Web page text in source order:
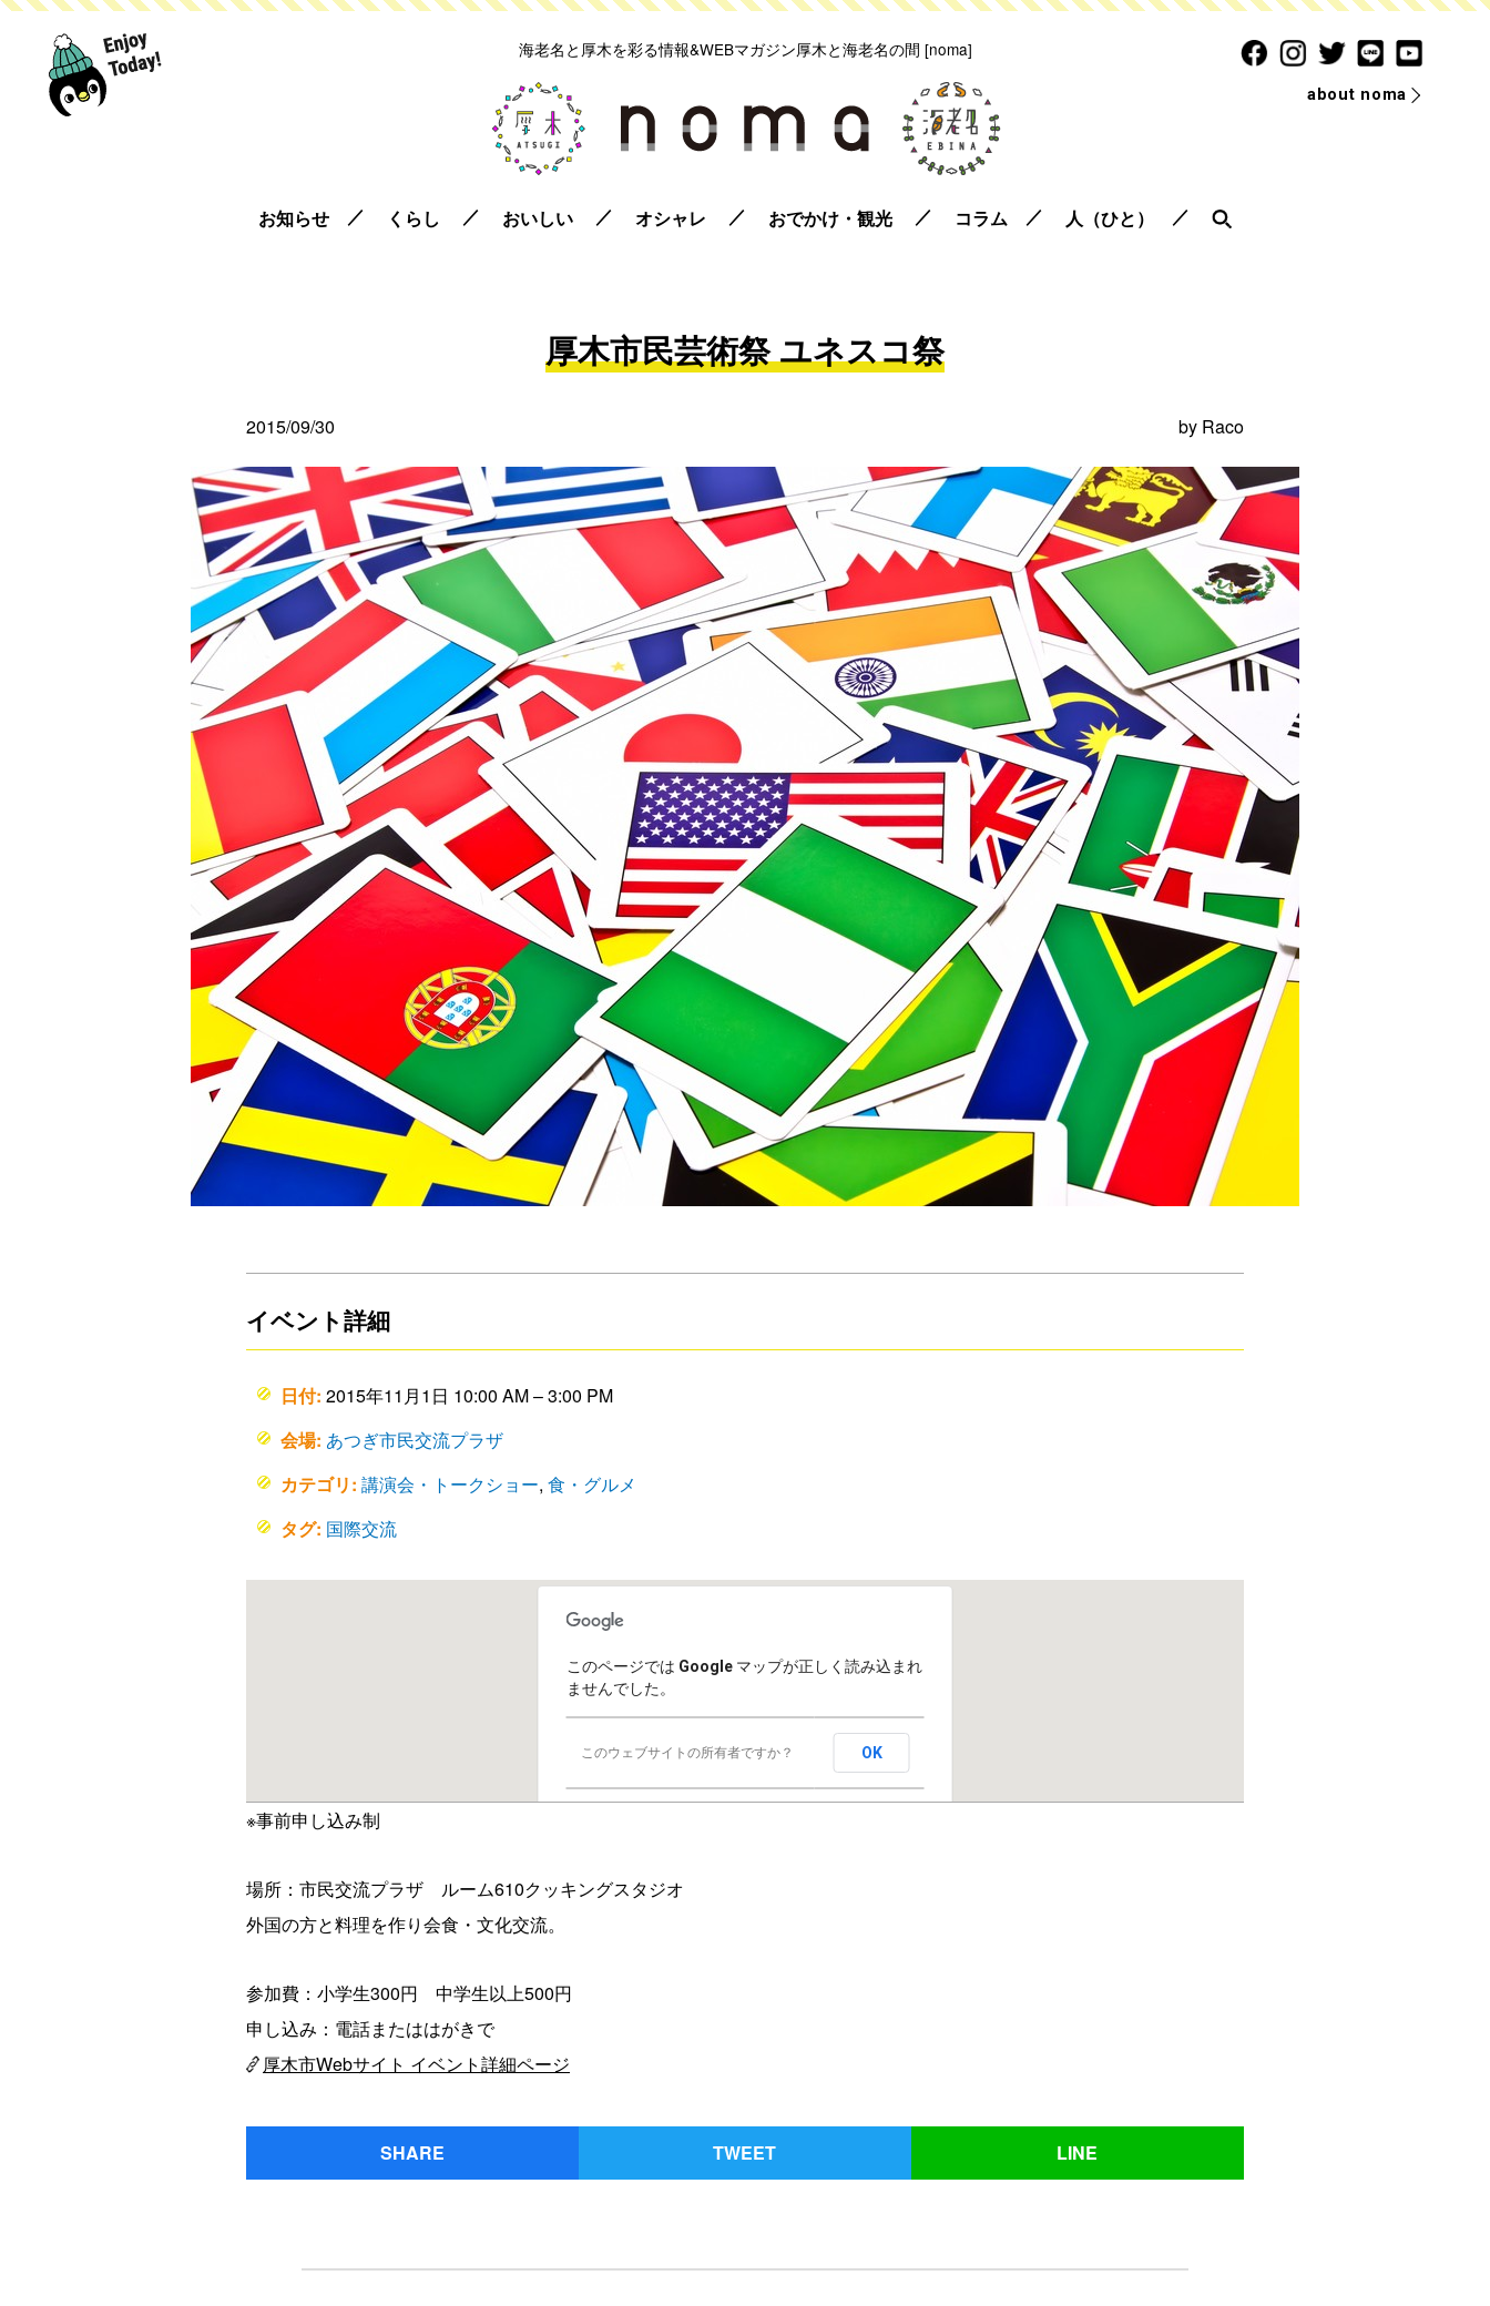
about noma
海老名と厚木を彩る情報&WEBマガジン厚木と海老名の間 [noma]
お知らせ くらし おいしい オシャレ おでかけ・観光 コラム 人（ひと）
厚木市民芸術祭 ユネスコ祭
2015/09/30 by Raco
イベント詳細
日付: 2015年11月1日 10:00 AM–3:00 PM
会場: あつぎ市民交流プラザ
カテゴリ: 講演会・トークショー, 食・グルメ
タグ: 国際交流
このページでは Google マップが正しく読み込まれ
ませんでした。
このウェブサイトの所有者ですか？ OK
※事前申し込み制
場所：市民交流プラザ ルーム610クッキングスタジオ
外国の方と料理を作り会食・文化交流。
参加費：小学生300円 中学生以上500円
申し込み：電話またははがきで
厚木市Webサイト イベント詳細ページ
SHARE TWEET LINE